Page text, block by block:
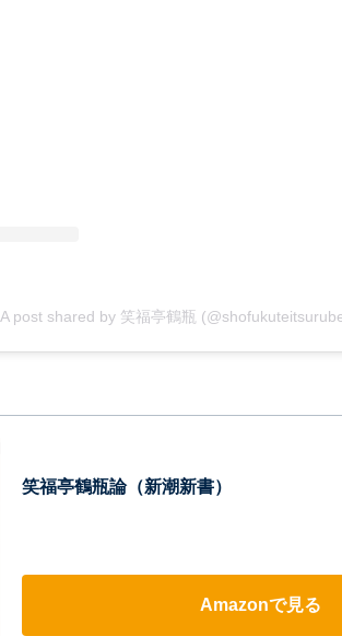
A post shared by 笑福亭鶴瓶
笑福亭鶴瓶論（新潮新書）
Amazonで見る